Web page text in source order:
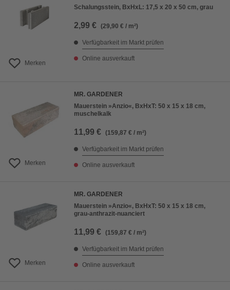
Merken
Schalungsstein, BxHxL: 17,5 x 20 x 50 cm, grau
2,99 € (29,90 € / m²)
Verfügbarkeit im Markt prüfen
Online ausverkauft
Merken
MR. GARDENER
Mauerstein »Anzio«, BxHxT: 50 x 15 x 18 cm,
muschelkalk
11,99 € (159,87 € / m²)
Verfügbarkeit im Markt prüfen
Online ausverkauft
Merken
MR. GARDENER
Mauerstein »Anzio«, BxHxT: 50 x 15 x 18 cm,
grau-anthrazit-nuanciert
11,99 € (159,87 € / m²)
Verfügbarkeit im Markt prüfen
Online ausverkauft